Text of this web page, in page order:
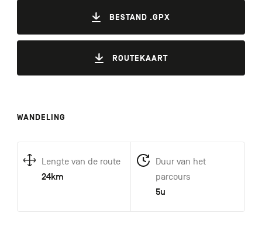
BESTAND .GPX
ROUTEKAART
WANDELING
Lengte van de route
24km
Duur van het
parcours
5u